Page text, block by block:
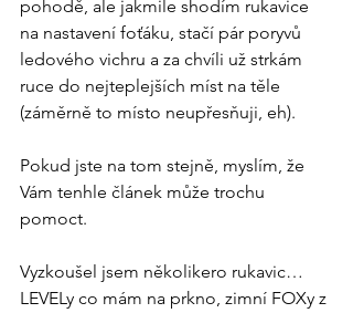
pohodě, ale jakmile shodím rukavice
na nastavení foťáku, stačí pár poryvů
ledového vichru a za chvíli už strkám
ruce do nejteplejších míst na těle
(záměrně to místo neupřesňuji, eh).
Pokud jste na tom stejně, myslím, že
Vám tenhle článek může trochu
pomoct.
Vyzkoušel jsem několikero rukavic…
LEVELy co mám na prkno, zimní FOXy z